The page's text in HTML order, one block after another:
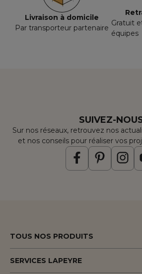
Livraison à domicile
Par transporteur partenaire
Gratuit
équipes
SUIVEZ-
Sur nos réseaux, retrouvez nos
et nos conseils pour réaliser vos
TOUS NOS PRODUITS
Menuiserie porte & fenêtre
SERVICES LAPEYRE